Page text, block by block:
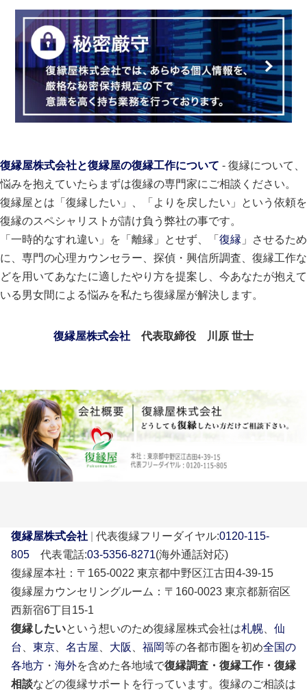
復縁屋株式会社と復縁屋の復縁工作について - 復縁について、
悩みを抱えていたらまずは復縁の専門家にご相談ください。
復縁屋とは「復縁したい」、「よりを戻したい」という依頼を
復縁のスペシャリストが請け負う弊社の事です。
「一時的なすれ違い」を「離縁」とせず、「 復縁 」させるため
に、専門の心理カウンセラー、探偵・興信所調査、復縁工作な
どを用いてあなたに適したやり方を提案し、今あなたが抱えて
いる男女間による悩みを私たち復縁屋が解決します。
復縁屋株式会社 代表取締役 川原 世士
復縁屋株式会社 代表復縁フリーダイヤル:0120-115-
805 代表電話:03-5356-8271(海外通話対応)
復縁屋本社：〒165-0022 東京都中野区江古田4-39-15
復縁屋カウンセリングルーム：〒160-0023 東京都新宿区
西新宿6丁目15-1
復縁したいという想いのため復縁屋株式会社は札幌
仙
台
東京 名古屋 大阪 福岡等の各都市圏を初め全国の
各地方 ・ 海外を含めた各地域で復縁調査・復縁工作・復縁
相談などの復縁サポートを行っています。復縁のご相談は